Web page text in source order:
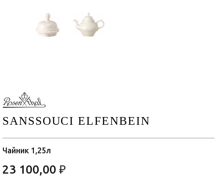
SANSSOUCI ELFENBEIN
Чайник 1,25л
23 100,00 ₽